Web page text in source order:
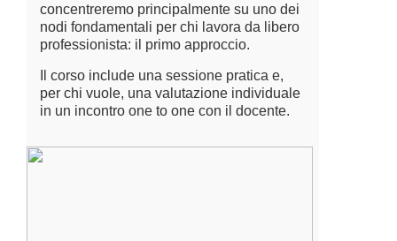
concentreremo principalmente su uno dei
nodi fondamentali per chi lavora da libero
professionista: il primo approccio.
Il corso include una sessione pratica e,
per chi vuole, una valutazione individuale
in un incontro one to one con il docente.